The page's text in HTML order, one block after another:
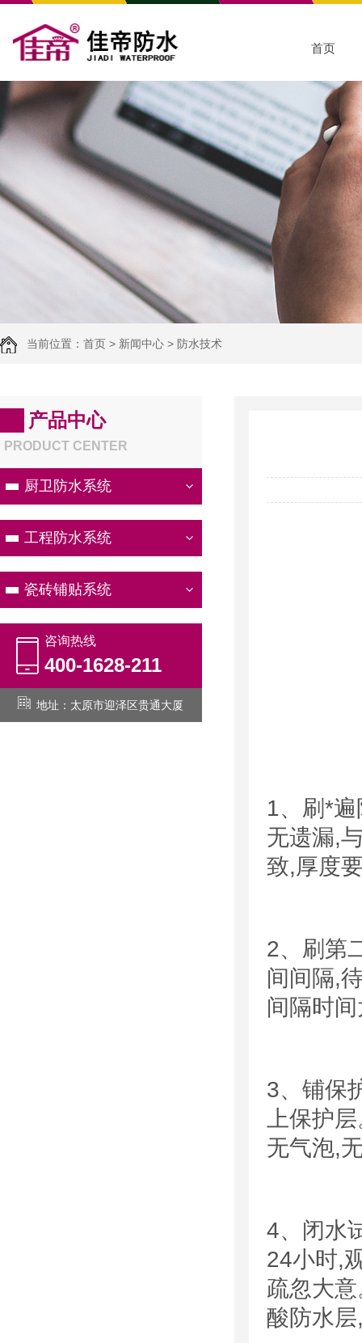
首页
当前位置： 首页 > 新闻中心 > 防水技术
产品中心
PRODUCT CENTER
厨卫防水系统
工程防水系统
瓷砖铺贴系统
咨询热线
400-1628-211
地址：太原市迎泽区贵通大厦
1、 刷*
无遗漏,
致,厚度
2、 刷第
间间隔,
间隔时
3、 铺保
上保护
无气泡,
4、 闭水
24小时,
疏忽大
酸防水层